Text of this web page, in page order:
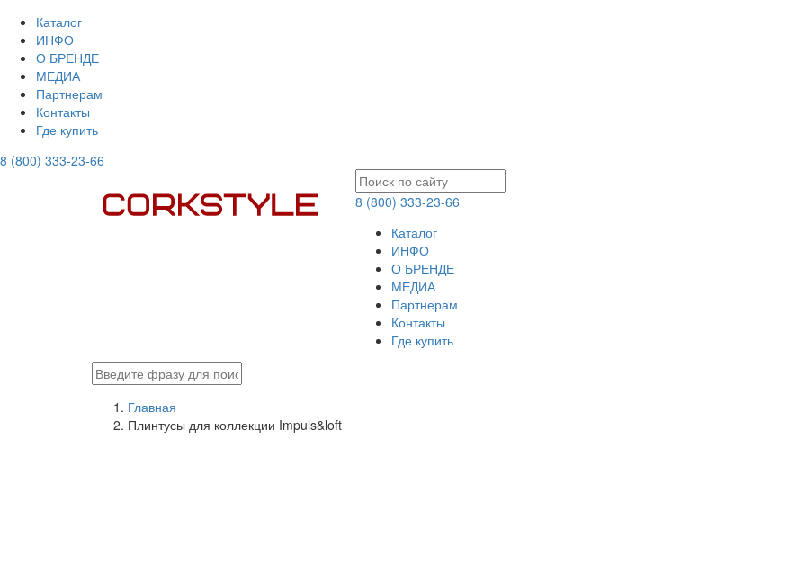
Каталог
ИНФО
О БРЕНДЕ
МЕДИА
Партнерам
Контакты
Где купить
8 (800) 333-23-66
8 (800) 333-23-66
Каталог
ИНФО
О БРЕНДЕ
МЕДИА
Партнерам
Контакты
Где купить
Главная
Плинтусы для коллекции Impuls&loft